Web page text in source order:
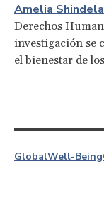
Amelia
Derechos
investigación se
el bienestar de
GlobalWell-Being